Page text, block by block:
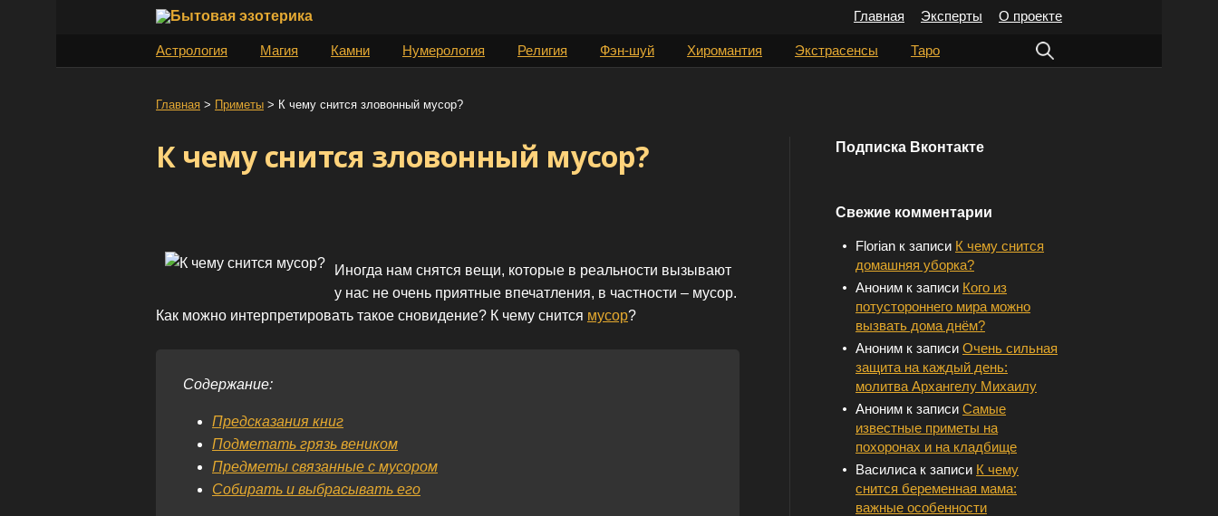
Главная Эксперты О проекте
Астрология Магия Камни Нумерология Религия Фэн-шуй Хиромантия Экстрасенсы Таро
Н
Главная > Приметы > К чему снится зловонный мусор?
К чему снится зловонный мусор?
Иногда нам снятся вещи, которые в реальности вызывают
у нас не очень приятные впечатления, в частности – мусор.
Как можно интерпретировать такое сновидение? К чему снится мусор?
Содержание:
Предсказания книг
Подметать грязь веником
Предметы связанные с мусором
Собирать и выбрасывать его
Подписка Вконтакте
Свежие комментарии
Florian к записи К чему снится
домашняя уборка?
Аноним к записи Кого из
потустороннего мира можно
вызвать дома днём?
Аноним к записи Очень сильная
защита на каждый день:
молитва Архангелу Михаилу
Аноним к записи Самые
известные приметы на
похоронах и на кладбище
Василиса к записи К чему
снится беременная мама:
важные особенности